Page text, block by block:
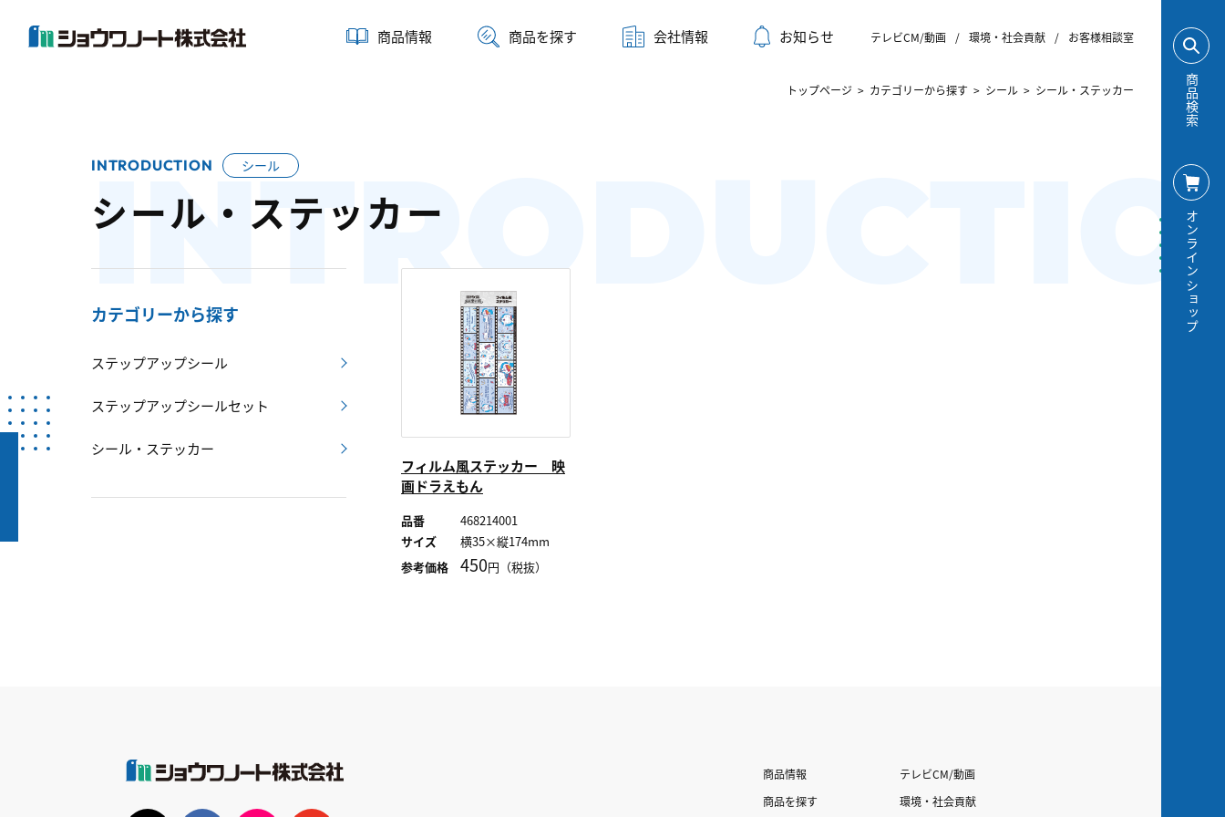
商品情報 商品を探す 会社情報 お知らせ テレビCM/動画 / 環境・社会貢献 / お客様相談室
トップページ > カテゴリーから探す > シール > シール・ステッカー
シール
INTRODUCTION
シール・ステッカー
カテゴリーから探す
ステップアップシール
ステップアップシールセット
シール・ステッカー
フィルム風ステッカー 映
画ドラえもん
品番
468214001
サイズ
横35×縦174mm
参考価格
450円（税抜）
商品情報
商品を探す
テレビCM/動画
環境・社会貢献
商品検索
オンラインショップ